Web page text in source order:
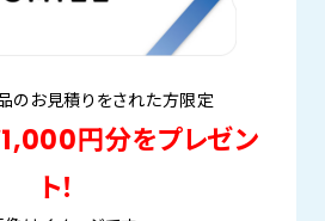
のお見積りをされた方限定
1,000円分をプレゼン
ト！